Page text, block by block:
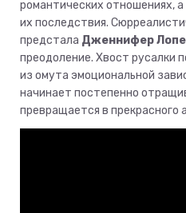
романтических отношениях,
их последствия.
предстала Дженнифер
преодоление. Хвост русалки
из омута эмоциональной
начинает постепенно
превращается в прекрасного